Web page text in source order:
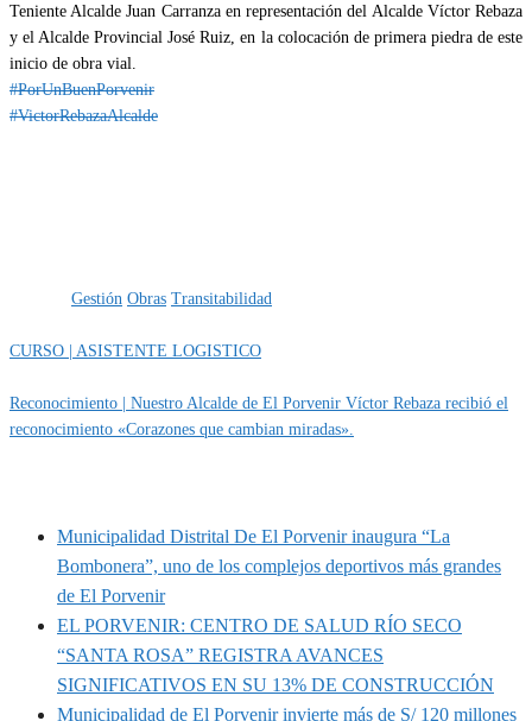
Teniente Alcalde Juan Carranza en representación del Alcalde Víctor Rebaza
y el Alcalde Provincial José Ruiz, en la colocación de primera piedra de este
inicio de obra vial.
#PorUnBuenPorvenir
#VictorRebazaAlcalde
Gestión Obras Transitabilidad
CURSO | ASISTENTE LOGISTICO
Reconocimiento | Nuestro Alcalde de El Porvenir Víctor Rebaza recibió el
reconocimiento «Corazones que cambian miradas».
Municipalidad Distrital De El Porvenir inaugura “La
Bombonera”, uno de los complejos deportivos más grandes
de El Porvenir
EL PORVENIR: CENTRO DE SALUD RÍO SECO
“SANTA ROSA” REGISTRA AVANCES
SIGNIFICATIVOS EN SU 13% DE CONSTRUCCIÓN
Municipalidad de El Porvenir invierte más de S/ 120 millones